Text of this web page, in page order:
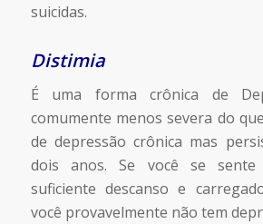
suicidas.
Distimia
É uma forma crônica de
comumente menos severa do
de depressão crônica mas
dois anos. Se você se
suficiente descanso e
você provavelmente não tem